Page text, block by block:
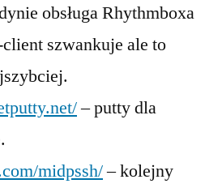
obsługa Rhythmboxa
szwankuje ale to
– putty dla
midpssh/– kolejny